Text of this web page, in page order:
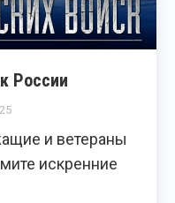
России
и ветераны
искренние